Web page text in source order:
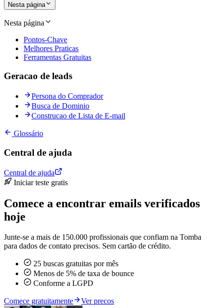
Nesta página
Nesta página
Pontos-Chave
Melhores Praticas
Ferramentas Gratuitas
Geracao de leads
Persona do Comprador
Busca de Dominio
Construcao de Lista de E-mail
Glossário
Central de ajuda
Central de ajuda
Iniciar teste gratis
Comece a encontrar emails verificados
hoje
Junte-se a mais de 150.000 profissionais que confiam na Tomba
para dados de contato precisos. Sem cartão de crédito.
25 buscas gratuitas por mês
Menos de 5% de taxa de bounce
Conforme a LGPD
Comece gratuitamente Ver precos